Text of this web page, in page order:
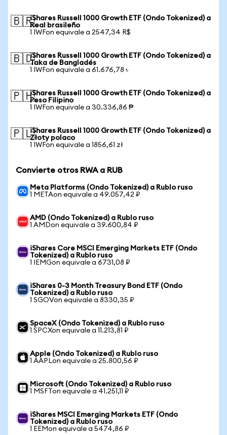
🇧🇷iShares Russell 1000 Growth ETF (Ondo Tokenized) a
Real brasileño
1 IWFon equivale a 2547,34 R$
🇧🇩iShares Russell 1000 Growth ETF (Ondo Tokenized) a
Taka de Bangladés
1 IWFon equivale a 61.676,78 ৳
🇵🇭iShares Russell 1000 Growth ETF (Ondo Tokenized) a
Peso Filipino
1 IWFon equivale a 30.336,86 ₱
🇵🇱iShares Russell 1000 Growth ETF (Ondo Tokenized) a
Złoty polaco
1 IWFon equivale a 1856,61 zł
Convierte otros RWA a RUB
Meta Platforms (Ondo Tokenized) a Rublo ruso
1 METAon equivale a 49.057,42 ₽
AMD (Ondo Tokenized) a Rublo ruso
1 AMDon equivale a 39.600,84 ₽
iShares Core MSCI Emerging Markets ETF (Ondo
Tokenized) a Rublo ruso
1 IEMGon equivale a 6731,08 ₽
iShares 0-3 Month Treasury Bond ETF (Ondo
Tokenized) a Rublo ruso
1 SGOVon equivale a 8330,35 ₽
SpaceX (Ondo Tokenized) a Rublo ruso
1 SPCXon equivale a 11.213,81 ₽
Apple (Ondo Tokenized) a Rublo ruso
1 AAPLon equivale a 25.800,56 ₽
Microsoft (Ondo Tokenized) a Rublo ruso
1 MSFTon equivale a 41.251,11 ₽
iShares MSCI Emerging Markets ETF (Ondo
Tokenized) a Rublo ruso
1 EEMon equivale a 5474,86 ₽